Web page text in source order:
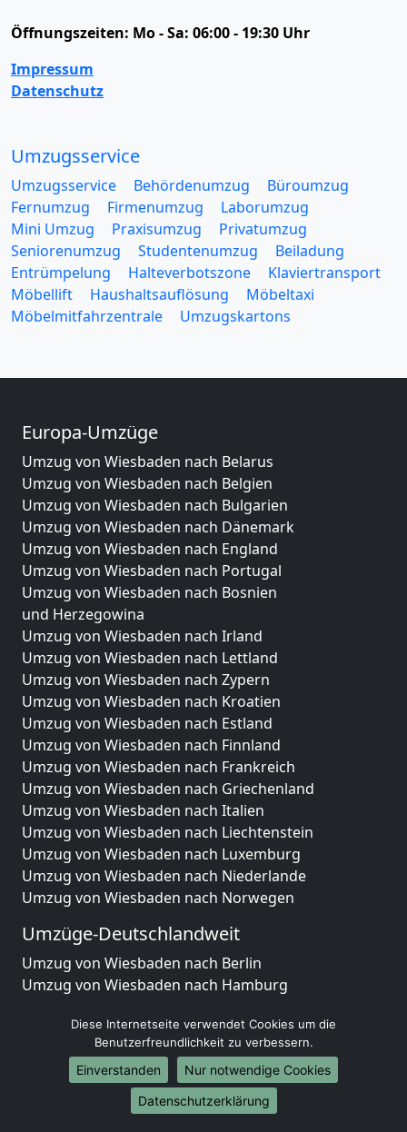
Öffnungszeiten: Mo - Sa: 06:00 - 19:30 Uhr
Impressum
Datenschutz
Umzugsservice
Umzugsservice Behördenumzug
Büroumzug
Fernumzug
Firmenumzug
Laborumzug
Mini Umzug
Praxisumzug
Privatumzug
Seniorenumzug
Studentenumzug
Beiladung
Entrümpelung
Halteverbotszone
Klaviertransport
Möbellift
Haushaltsauflösung
Möbeltaxi
Möbelmitfahrzentrale
Umzugskartons
Europa-Umzüge
Umzug von Wiesbaden nach Belarus
Umzug von Wiesbaden nach Belgien
Umzug von Wiesbaden nach Bulgarien
Umzug von Wiesbaden nach Dänemark
Umzug von Wiesbaden nach England
Umzug von Wiesbaden nach Portugal
Umzug von Wiesbaden nach Bosnien
und Herzegowina
Umzug von Wiesbaden nach Irland
Umzug von Wiesbaden nach Lettland
Umzug von Wiesbaden nach Zypern
Umzug von Wiesbaden nach Kroatien
Umzug von Wiesbaden nach Estland
Umzug von Wiesbaden nach Finnland
Umzug von Wiesbaden nach Frankreich
Umzug von Wiesbaden nach Griechenland
Umzug von Wiesbaden nach Italien
Umzug von Wiesbaden nach Liechtenstein
Umzug von Wiesbaden nach Luxemburg
Umzug von Wiesbaden nach Niederlande
Umzug von Wiesbaden nach Norwegen
Umzüge-Deutschlandweit
Umzug von Wiesbaden nach Berlin
Umzug von Wiesbaden nach Hamburg
Umzug von Wiesbaden nach Köln
Umzug von Wiesbaden nach Frankfurt am Main
Umzug von Wiesbaden nach Stuttgart
Umzug von Wiesbaden nach Düsseldorf
Umzug von Wiesbaden nach Leipzig
Diese Internetseite verwendet Cookies um die
Benutzerfreundlichkeit zu verbessern.
Einverstanden
Nur notwendige Cookies
Datenschutzerklärung